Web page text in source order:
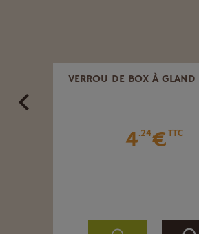
VERROU DE BOX À
4.24€TTC